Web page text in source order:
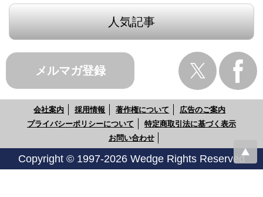
人気記事
メルマガ登録
会社案内 採用情報 著作権について
広告のご案内
プライバシーポリシーについて
特定商取引法に基づく表示
お問い合わせ
Copyright © 1997-2026 Wedge Rights Reserved